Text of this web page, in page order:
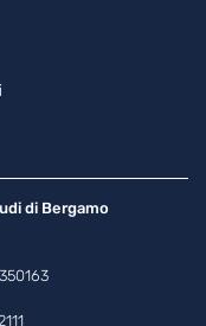
di Bergamo